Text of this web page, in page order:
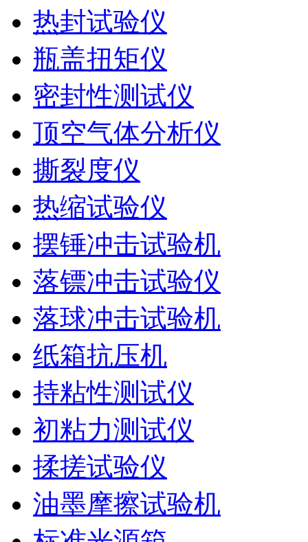
热封试验仪
瓶盖扭矩仪
密封性测试仪
顶空气体分析仪
撕裂度仪
热缩试验仪
摆锤冲击试验机
落镖冲击试验仪
落球冲击试验机
纸箱抗压机
持粘性测试仪
初粘力测试仪
揉搓试验仪
油墨摩擦试验机